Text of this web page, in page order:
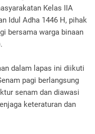
Kelas IIA
Idul Adha 1446 H, pihak
bersama warga binaan
dalam lapas ini diikuti
pagi berlangsung
senam dan diawasi
keteraturan dan